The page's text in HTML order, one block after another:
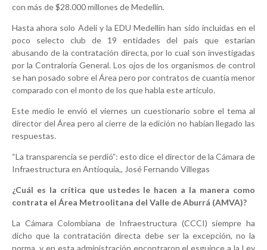
con más de $28.000 millones de Medellín.
Hasta ahora solo Adeli y la EDU Medellín han sido incluidas en el
poco selecto club de 19 entidades del país que estarían
abusando de la contratación directa, por lo cual son investigadas
por la Contraloría General. Los ojos de los organismos de control
se han posado sobre el Área pero por contratos de cuantía menor
comparado con el monto de los que habla este artículo.
Este medio le envió el viernes un cuestionario sobre el tema al
director del Área pero al cierre de la edición no habían llegado las
respuestas.
“La transparencia se perdió”: esto dice el director de la Cámara de
Infraestructura en Antioquia,, José Fernando Villegas
¿Cuál es la crítica que ustedes le hacen a la manera como
contrata el Área Metroolitana del Valle de Aburrá (AMVA)?
La Cámara Colombiana de Infraestructura (CCCI) siempre ha
dicho que la contratación directa debe ser la excepción, no la
norma, y en esta administración encontraron el esguince a la Ley